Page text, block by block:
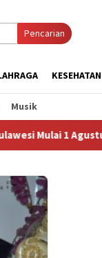
Pencarian
KESEHATAN
Musik
1 Agustus 2026